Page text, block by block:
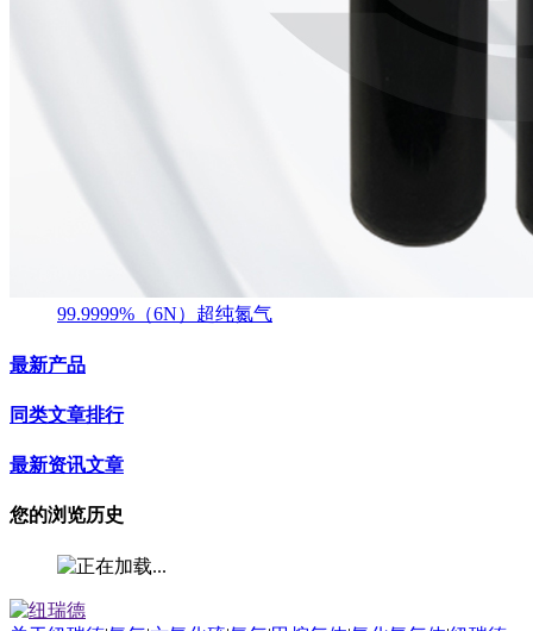
99.9999%（6N）超纯氮气
最新产品
同类文章排行
最新资讯文章
您的浏览历史